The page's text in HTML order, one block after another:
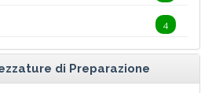
4
di Preparazione